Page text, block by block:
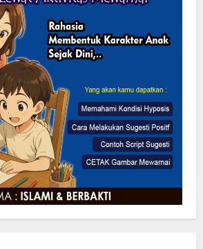
Pemkab Sukabumi Rekontruksi Ruas
Jalan Cibeureum- Goalpara Di Kerjakan
Sangat Kokoh Dan Profesional
6 Agustus 2026
Mengabdi Tanpa Pamrih, Abah Emong
(81) Penjaga Pondok dan Marbot